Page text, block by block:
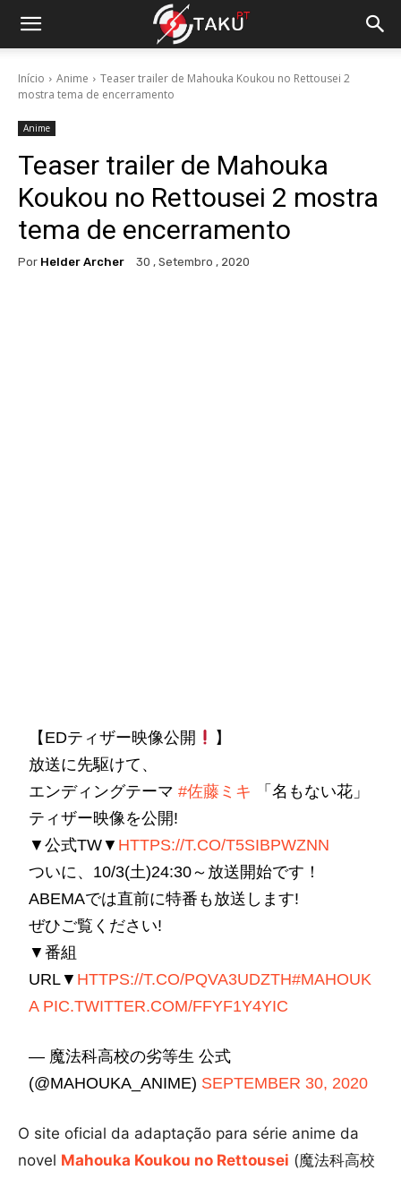
Início Anime
Teaser trailer de Mahouka Koukou no Rettousei 2
mostra tema de encerramento
Anime
Teaser trailer de Mahouka
Koukou no Rettousei 2 mostra
tema de encerramento
Por Helder Archer 30 , Setembro , 2020
【EDティザー映像公開
】
放送に先駆けて、
エンディングテーマ#佐藤ミキ
「名もない花」
ティザー映像を公開!
▼公式TW▼ HTTPS://T.CO/T5SIBPWZNN
ついに、10/3(土)24:30～放送開始です！
ABEMAでは直前に特番も放送します!
ぜひご覧ください!
▼番組
URL▼ HTTPS://T.CO/PQVA3UDZTH#MAHOUK
A PIC.TWITTER.COM/FFYF1Y4YIC
— 魔法科高校の劣等生 公式
(@MAHOUKA_ANIME) SEPTEMBER 30, 2020
O site oficial da adaptação para série anime da
novel Mahouka Koukou no Rettousei (魔法科高校